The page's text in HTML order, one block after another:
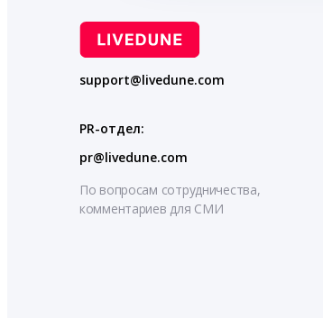
support@livedune.com
PR-отдел:
pr@livedune.com
По вопросам сотрудничества,
комментариев для СМИ